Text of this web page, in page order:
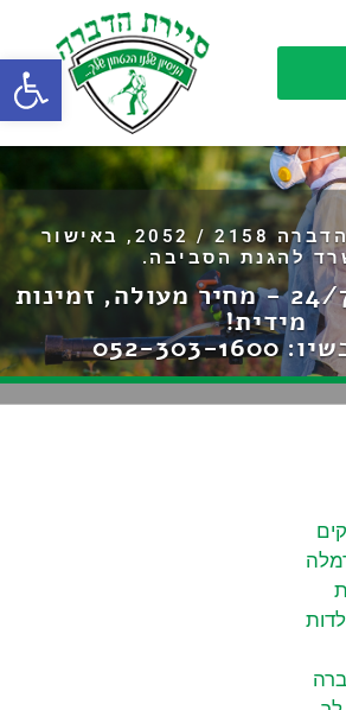
פתח
מספר רישיון הדברה 2158 / 2052, באישור
להגנת הסביבה.
סיירת הדברה 24/7 - מחיר מעולה, זמינות
מידית!
052-303-1600